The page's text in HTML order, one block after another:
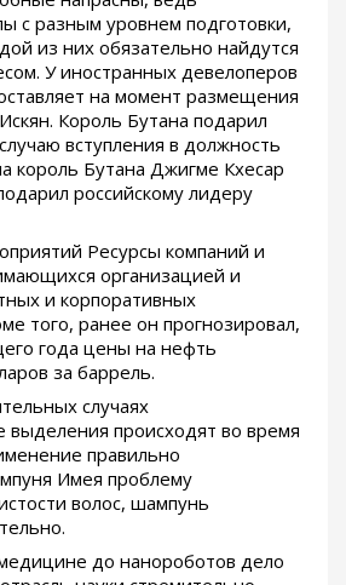
с разным уровнем подготовки,
из них обязательно найдутся
У иностранных девелоперов
на момент размещения
Король Бутана подарил
вступления в должность
король Бутана Джигме Кхесар
российскому лидеру
Ресурсы компаний и
организацией и
и корпоративных
того, ранее он прогнозировал,
года цены на нефть
за баррель.
случаях
выделения происходят во время
правильно
Имея проблему
волос, шампунь
до нанороботов дело